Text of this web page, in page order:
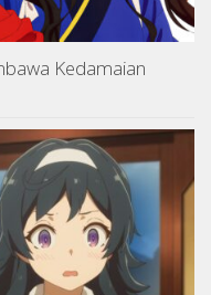
Kedamaian